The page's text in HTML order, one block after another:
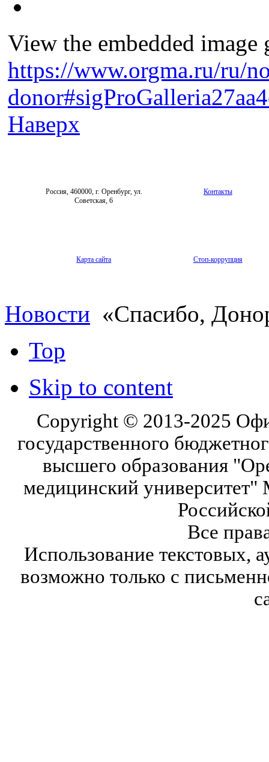
View the embedded
https://www.orgma.ru/ru/
Наверх
Россия, 460000, г. Оренбург, ул.
Советская, 6
Контакты
Карта сайта Стоп-коррупция
Новости «Спасибо,
Top
Skip to content
Copyright © 2013-2025
государственного
высшего образования
медицинский университет"
Все
Использование текстовых,
возможно только с